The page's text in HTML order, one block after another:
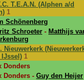
T.E.A.N. (Alphen a/d
1
Schönenberg
Schroeter - Matthijs
Nieuwerkerk
IJssel) 1
Donders
Donders - Guy den Heijer